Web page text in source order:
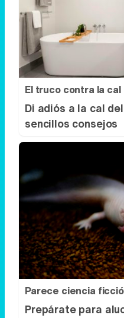
El truco contra la cal
Di adiós a la cal
sencillos consejos
Parece ciencia
Prepárate para
criaturas